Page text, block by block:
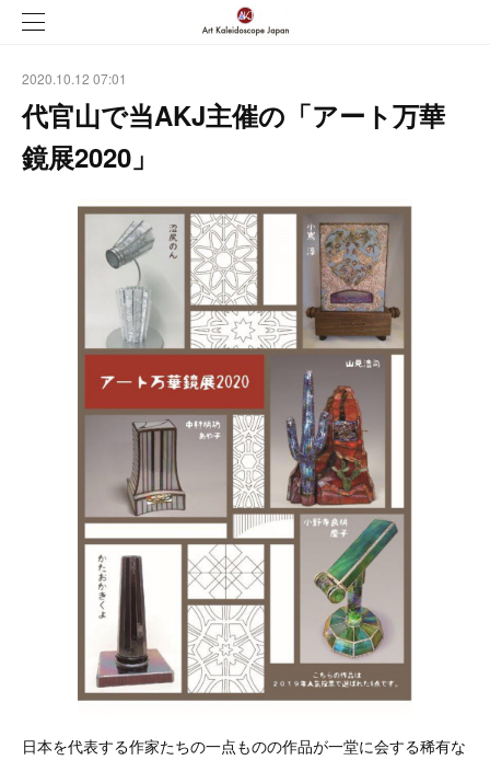
2020.10.12 07:01
代官山で当AKJ主催の「アート万華
鏡展2020」
日本を代表する作家たちの一点ものの作品が一堂に会する稀有な